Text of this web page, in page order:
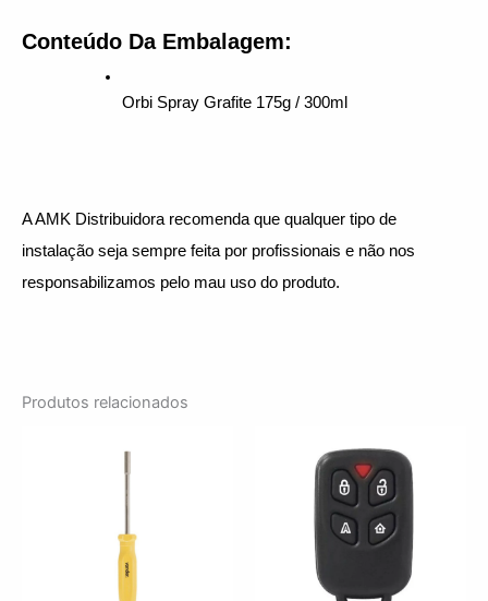
Conteúdo Da Embalagem:
Orbi Spray Grafite 175g / 300ml
A AMK Distribuidora recomenda que qualquer tipo de
instalação seja sempre feita por profissionais e não nos
responsabilizamos pelo mau uso do produto.
Produtos relacionados